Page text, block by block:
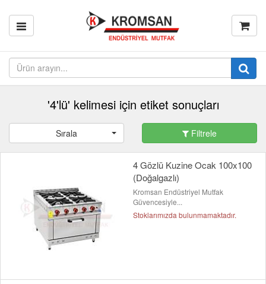
'4'lü' kelimesi için etiket sonuçları
Sırala Filtrele
4 Gözlü Kuzine Ocak 100x100
(Doğalgazlı)
Kromsan Endüstriyel Mutfak
Güvencesiyle...
Stoklarımızda bulunmamaktadır.